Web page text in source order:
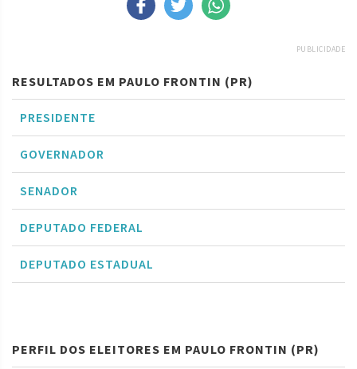
PUBLICIDADE
RESULTADOS EM PAULO FRONTIN (PR)
PRESIDENTE
GOVERNADOR
SENADOR
DEPUTADO FEDERAL
DEPUTADO ESTADUAL
PERFIL DOS ELEITORES EM PAULO FRONTIN (PR)